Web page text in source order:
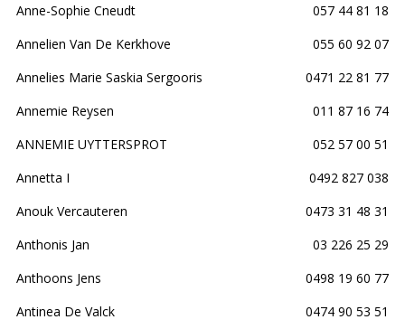
Anne-Sophie Cneudt
057 44 81 18
Annelien Van De Kerkhove
055 60 92 07
Annelies Marie Saskia Sergooris
0471 22 81 77
Annemie Reysen
011 87 16 74
ANNEMIE UYTTERSPROT
052 57 00 51
Annetta I
0492 827 038
Anouk Vercauteren
0473 31 48 31
Anthonis Jan
03 226 25 29
Anthoons Jens
0498 19 60 77
Antinea De Valck
0474 90 53 51